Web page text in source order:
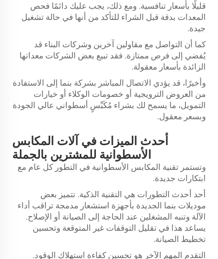
قليلًا بأسعار تنافسية. ومع ذلك، يجب عليك دائمًا فحص
المعدات بدقة قبل الشراء للتأكد من أنها في حالة تشغيل
جيدة.
كما أن التواصل مع مقاولين آخرين وشركات البناء قد
يُفضي إلى فرص ممتازة. فقد تبيع بعض الشركات معداتها
الزائدة بأسعار معقولة.
وأخيرًا، قد يؤدي الاتصال المباشر بشركة بنما إلى الاستفادة
من العروض الترويجية أو خصومات الوكلاء أو خيارات
التمويل، ما يسمح لك بشراء مُكَبِّسٍ أسطواني عالي الجودة
وبسعر معقول.
أحدث الميزات في آلات المكابس
الأسطوانية للمشترين بالجملة
وتستمر تقنية المكابس الأسطوانية في التطور كل عام مع
ابتكارات جديدة.
أحد أحدث التطورات هي التقنية الذكية. تتميز بعض
موديلات بنما الجديدة بأجهزة استشعار مدمجة تراقب أداء
الآلة وتنبه المشغلين عند الحاجة إلى الصيانة أو الإصلاح.
يساعد هذا في تقليل التوقفات غير المتوقعة وتحسين
تخطيط الصيانة.
التقدم المهم الآخر هو تحسين كفاءة استهلاك الوقود.